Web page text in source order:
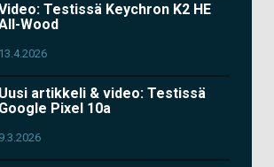
Testissä Keychron K2 HE
Wood
13.4.2026
Uusi artikkeli & video: Testissä
Google Pixel 10a
9.3.2026